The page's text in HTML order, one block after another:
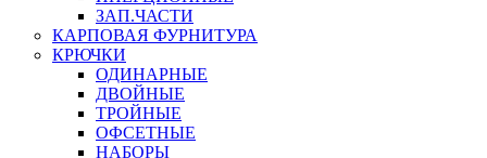
ЗАП.ЧАСТИ
КАРПОВАЯ ФУРНИТУРА
КРЮЧКИ
ОДИНАРНЫЕ
ДВОЙНЫЕ
ТРОЙНЫЕ
ОФСЕТНЫЕ
НАБОРЫ